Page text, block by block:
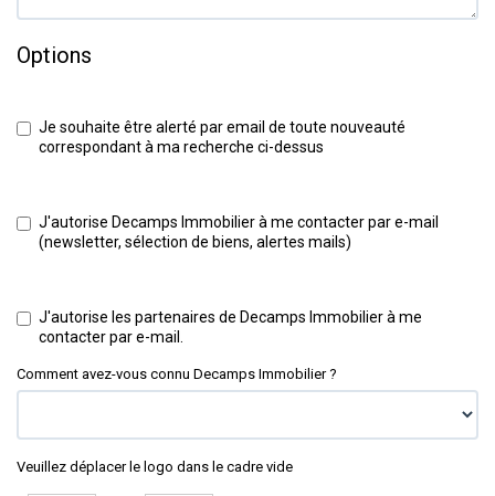
Options
Je souhaite être alerté par email de toute nouveauté
correspondant à ma recherche ci-dessus
J'autorise Decamps Immobilier à me contacter par e-mail
(newsletter, sélection de biens, alertes mails)
J'autorise les partenaires de Decamps Immobilier à me
contacter par e-mail.
Comment avez-vous connu Decamps Immobilier ?
Veuillez déplacer le logo dans le cadre vide